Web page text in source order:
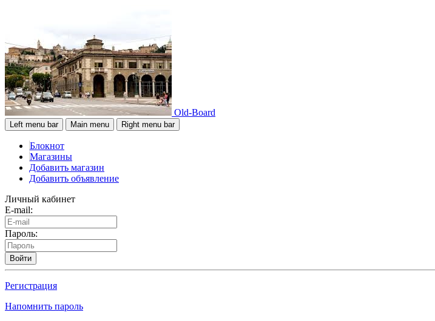
Old-Board
Left menu bar Main menu Right menu bar
Блокнот
Магазины
Добавить магазин
Добавить объявление
Личный кабинет
E-mail:
Пароль:
Войти
Регистрация
Напомнить пароль